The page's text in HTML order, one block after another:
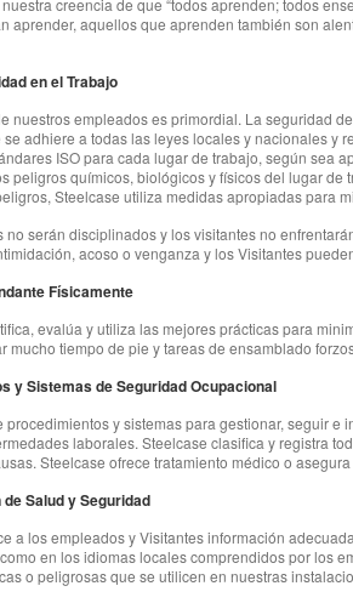
creencia de que “todos aprenden; todos
aprender, aquellos que aprenden también son
en el Trabajo
nuestros empleados es primordial. La seguridad
se adhiere a todas las leyes locales y nacionales
ISO para cada lugar de trabajo, según sea
peligros químicos, biológicos y físicos del lugar
Steelcase utiliza medidas apropiadas para
no serán disciplinados y los visitantes no
acoso o venganza y los Visitantes
Físicamente
evalúa y utiliza las mejores prácticas para
mucho tiempo de pie y tareas de ensamblado
y Sistemas de Seguridad Ocupacional
procedimientos y sistemas para gestionar, seguir
laborales. Steelcase clasifica y registra
Steelcase ofrece tratamiento médico o
Salud y Seguridad
a los empleados y Visitantes información
en los idiomas locales comprendidos por los
o peligrosas que se utilicen en nuestras